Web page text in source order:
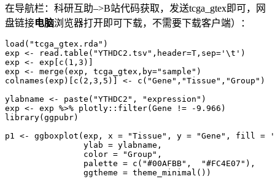
在导航栏：科研互助–>B站代码获取，发送tcga_gtex即可，网
盘链接电脑浏览器打开即可下载，不需要下载客户端）：
load("tcga_gtex.rda")
exp <- read.table("YTHDC2.tsv",header=T,sep='\t')
exp <- exp[c(1,3)]
exp <- merge(exp, tcga_gtex,by="sample")
colnames(exp)[c(2,3,5)] <- c("Gene","Tissue","Group")
ylabname <- paste("YTHDC2", "expression")
exp <- exp %>% plotly::filter(Gene != -9.966)
library(ggpubr)
p1 <- ggboxplot(exp, x = "Tissue", y = "Gene", fill =
                ylab = ylabname,
                color = "Group",
                palette = c("#00AFBB",  "#FC4E07"),
                ggtheme = theme_minimal())